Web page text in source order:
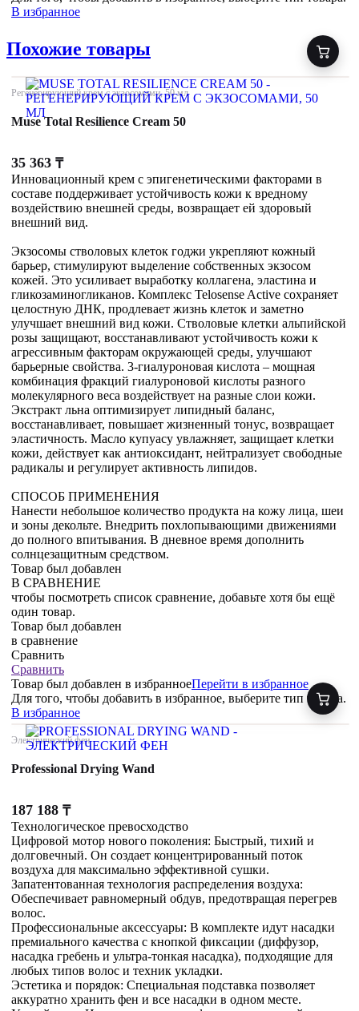
В избранное
Похожие товары
Регенерирующий крем с экзосомами, 50 мл
Muse Total Resilience Cream 50
35 363 ₸
Инновационный крем с эпигенетическими факторами в
составе поддерживает устойчивость кожи к вредному
воздействию внешней среды, возвращает ей здоровый
внешний вид.
Экзосомы стволовых клеток годжи укрепляют кожный
барьер, стимулируют выделение собственных экзосом
кожей. Это усиливает выработку коллагена, эластина и
гликозаминогликанов. Комплекс Telosense Active сохраняет
целостную ДНК, продлевает жизнь клеток и заметно
улучшает внешний вид кожи. Стволовые клетки альпийской
розы защищают, восстанавливают устойчивость кожи к
агрессивным факторам окружающей среды, улучшают
барьерные свойства. 3-гиалуроновая кислота – мощная
комбинация фракций гиалуроновой кислоты разного
молекулярного веса воздействует на разные слои кожи.
Экстракт льна оптимизирует липидный баланс,
восстанавливает, повышает жизненный тонус, возвращает
эластичность. Масло купуасу увлажняет, защищает клетки
кожи, действует как антиоксидант, нейтрализует свободные
радикалы и регулирует активность липидов.
СПОСОБ ПРИМЕНЕНИЯ
Нанести небольшое количество продукта на кожу лица, шеи
и зоны декольте. Внедрить похлопывающими движениями
до полного впитывания. В дневное время дополнить
солнцезащитным средством.
Товар был добавлен
В СРАВНЕНИЕ
чтобы посмотреть список сравнение, добавьте хотя бы ещё
один товар.
Товар был добавлен
в сравнение
Сравнить
Сравнить
Товар был добавлен в избранноеПерейти в избранное
Для того, чтобы добавить в избранное, выберите тип товара.
В избранное
Электрический фен
Professional Drying Wand
187 188 ₸
Технологическое превосходство
Цифровой мотор нового поколения: Быстрый, тихий и
долговечный. Он создает концентрированный поток
воздуха для максимально эффективной сушки.
Запатентованная технология распределения воздуха:
Обеспечивает равномерный обдув, предотвращая перегрев
волос.
Профессиональные аксессуары: В комплекте идут насадки
премиального качества с кнопкой фиксации (диффузор,
насадка гребень и ультра-тонкая насадка), подходящие для
любых типов волос и техник укладки.
Эстетика и порядок: Специальная подставка позволяет
аккуратно хранить фен и все насадки в одном месте.